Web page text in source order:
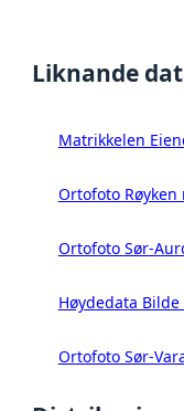
Liknande
Matrikkelen
Ortofoto
Ortofoto Sør-
Høydedata Bilde
Ortofoto Sør-